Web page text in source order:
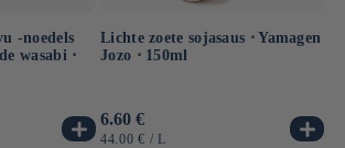
-noedels
wasabi ⋅
Lichte zoete sojasaus ⋅ Yamagen
Jozo ⋅ 150ml
Normale
prijs
6.60 €
EENHEIDSPRIJS
44.00 € / PER
L